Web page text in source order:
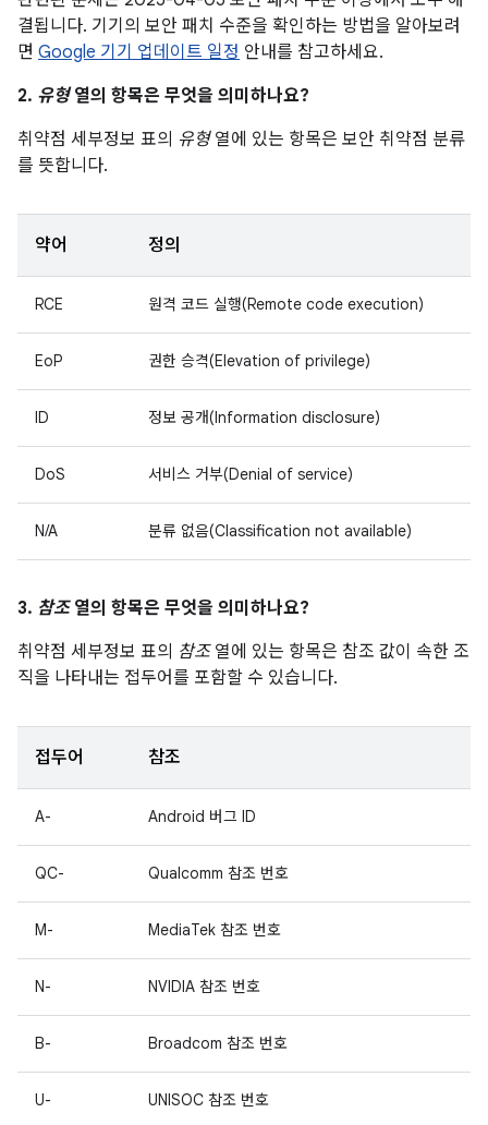
결됩니다. 기기의 보안 패치 수준을 확인하는 방법을 알아보려
면 Google 기기 업데이트 일정 안내를 참고하세요.
2. 유형열의 항목은 무엇을 의미하나요?
취약점 세부정보 표의 유형열에 있는 항목은 보안 취약점 분류
를 뜻합니다.
약어 정의
RCE 원격 코드 실행(Remote code execution)
EoP 권한 승격(Elevation of privilege)
ID 정보 공개(Information disclosure)
DoS 서비스 거부(Denial of service)
N/A 분류 없음(Classification not available)
3. 참조열의 항목은 무엇을 의미하나요?
취약점 세부정보 표의 참조열에 있는 항목은 참조 값이 속한 조
직을 나타내는 접두어를 포함할 수 있습니다.
접두어 참조
A- Android 버그 ID
QC- Qualcomm 참조 번호
M- MediaTek 참조 번호
N- NVIDIA 참조 번호
B- Broadcom 참조 번호
U- UNISOC 참조 번호